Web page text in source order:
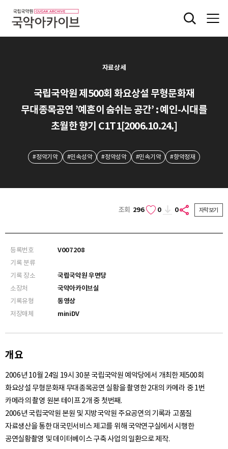
자료상세
국립국악원 제500회 화요상설 무형문화재
무대종목공연 ’예혼이 숨쉬는 공간’ : 예인-시대를
초월한 향기 C1T1[2006.10.24.]
#정악기악 #민속성악 #정악성악 #민속기악 #향악정재
조회 296 0 0 자막보기
등록번호
V007208
기록 분류
기록 장소
국립국악원 우면당
소장처
국악아카이브실
기록유형
동영상
저장매체
miniDV
개요
2006년 10월 24일 19시 30분 국립국악원 예악당에서 개최한 제500회
화요상설 무형문화재 무대종목공연 실황을 촬영한 2대의 카메라 중 1번
카메라의 촬영 원본 테이프 2개 중 첫번째.
2006년 국립국악원 본원 및 지방국악원 주요공연의 기록과 고품질
자료생산을 통한 대국민서비스 제고를 위해 국악연구실에서 시행한
공연실황촬영 및 데이터베이스 구축 사업의 일환으로 제작.